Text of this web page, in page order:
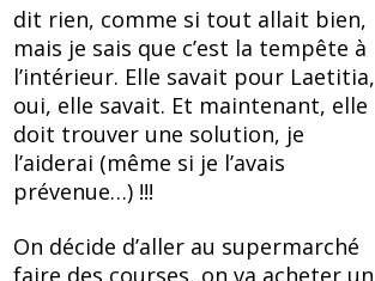
dit rien, comme si tout allait bien,
mais je sais que c’est la tempête à
l’intérieur. Elle savait pour Laetitia,
oui, elle savait. Et maintenant, elle
doit trouver une solution, je
l’aiderai (même si je l’avais
prévenue…) !!!
On décide d’aller au supermarché
faire des courses, on va acheter un